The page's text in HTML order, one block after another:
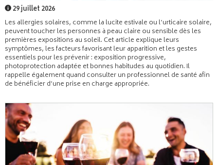
29 juillet 2026
Les allergies solaires, comme la lucite estivale ou l’urticaire solaire,
peuvent toucher les personnes à peau claire ou sensible dès les
premières expositions au soleil. Cet article explique leurs
symptômes, les facteurs favorisant leur apparition et les gestes
essentiels pour les prévenir : exposition progressive,
photoprotection adaptée et bonnes habitudes au quotidien. Il
rappelle également quand consulter un professionnel de santé afin
de bénéficier d’une prise en charge appropriée.